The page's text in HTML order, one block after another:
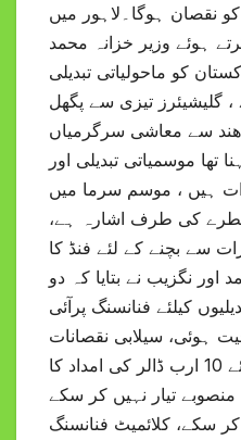
نقصان ہوگا۔لاہور میں
ہوئے وزیر خزانہ محمد
کو ماحولیاتی تبدیلی
گلیشیئرز تیزی سے پگھل
سے معاشی سرگرمیاں
تھا موسمیاتی تبدیلی اور
ہیں ، موسم سرما میں
کی طرف اشارہ ہے،
سے بچنے کے لئے فنڈ کا
اور نگزیب نے بتایا کہ دو
کیلئے فنانسنگ پرآئی
ہوئی، سیلابی نقصانات
کے بحالی منصوبوں کیلئے 10 ارب ڈالر کی امداد کا
تیار نہیں کر سکے
کر سکے، کلائمیٹ فنانسنگ